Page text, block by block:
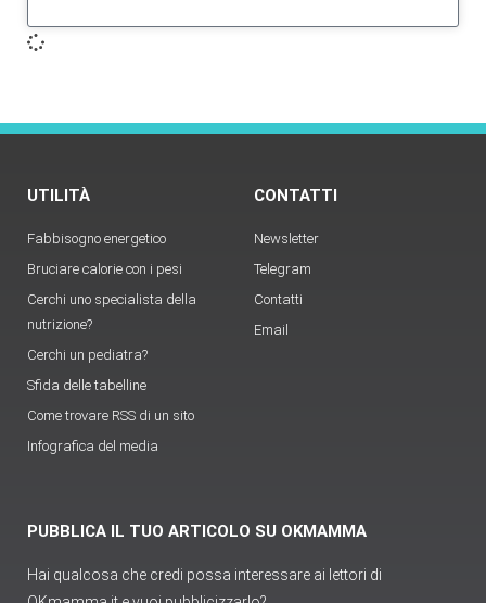
UTILITÀ
Fabbisogno energetico
Bruciare calorie con i pesi
Cerchi uno specialista della
nutrizione?
Cerchi un pediatra?
Sfida delle tabelline
Come trovare RSS di un sito
Infografica del media
CONTATTI
Newsletter
Telegram
Contatti
Email
PUBBLICA IL TUO ARTICOLO SU OKMAMMA
Hai qualcosa che credi possa interessare ai lettori di